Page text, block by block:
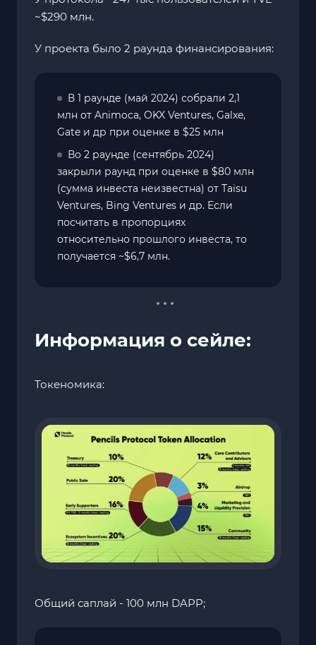
~$290 млн.
У проекта было 2 раунда финансирования:
В 1 раунде (май 2024) собрали 2,1
млн от Animoca, OKX Ventures, Galxe,
Gate и др при оценке в $25 млн
Во 2 раунде (сентябрь 2024)
закрыли раунд при оценке в $80 млн
(сумма инвеста неизвестна) от Taisu
Ventures, Bing Ventures и др. Если
посчитать в пропорциях
относительно прошлого инвеста, то
получается ~$6,7 млн.
Информация о сейле:
Токеномика:
Общий саплай - 100 млн DAPP;